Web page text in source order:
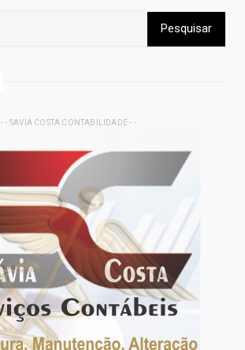
- - SAVIA COSTA CONTABILIDADE - -